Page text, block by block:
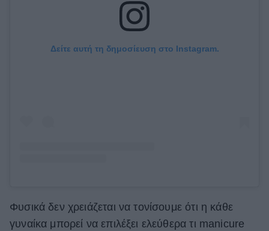
Δείτε αυτή τη δημοσίευση στο Instagram.
Φυσικά δεν χρειάζεται να τονίσουμε ότι η κάθε
γυναίκα μπορεί να επιλέξει ελεύθερα τι manicure